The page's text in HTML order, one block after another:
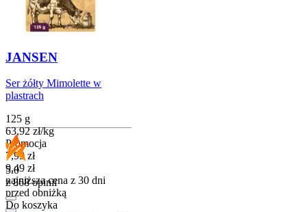
JANSEN
Ser żółty Mimolette w
plastrach
125 g
63,92 zł/kg
Promocja
Cena promocyjna
7,99 zł
9,49 zł
najniższa cena z 30 dni
przed obniżką
Do koszyka
5.0
z 868 opinii